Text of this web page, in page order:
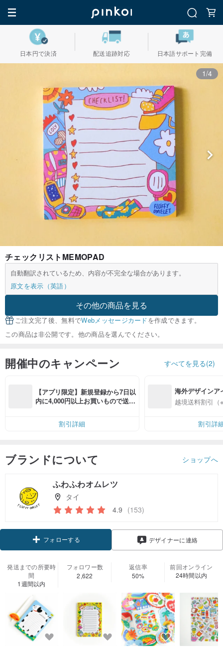
日本円で決済 配送追跡対応 日本語サポート完備
1/4
チェックリストMEMOPAD
自動翻訳されているため、内容が不完全な場合があります。
原文を表示（英語）
その他の商品を見る
ご注文完了後、無料でWebメッセージカードを作成できます。
この商品は非公開です。他の商品を選んでください。
開催中のキャンペーン すべてを見る(2)
【アプリ限定】新規登録から7日以
内に4,000円以上お買いもので送料
割引詳細
海外デザインア
入
越境送料割引（
割引詳
ブランドについて ショップへ
ふわふわオムレツ
タイ
4.9 (153)
フォローする デザイナーに連絡
発送までの所要時
間
1週間以内
フォロワー数
2,622
返信率
50%
前回オンライン
24時間以内